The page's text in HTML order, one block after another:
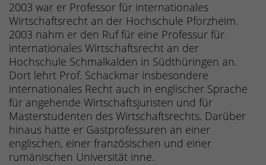
2003 war er Professor für internationales
Wirtschaftsrecht an der Hochschule Pforzheim.
2003 nahm er den Ruf für eine Professur für
internationales Wirtschaftsrecht an der
Hochschule Schmalkalden in Südthüringen an.
Dort lehrt Prof. Schackmar insbesondere
internationales Recht auch in englischer Sprache
für angehende Wirtschaftsjuristen und für
Masterstudenten des Wirtschaftsrechts. Darüber
hinaus hatte er Gastprofessuren an einer
englischen, einer französischen und einer
rumänischen Universität inne.